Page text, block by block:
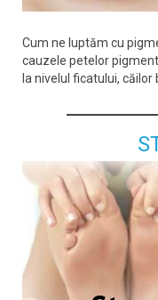
Cum ne luptăm cu
cauzele petelor
la nivelul ficatului, căilor